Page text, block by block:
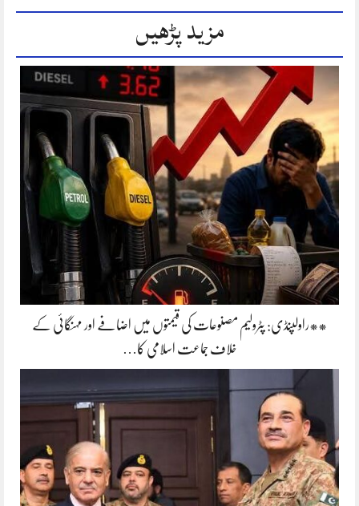
مزید پڑھیں
**راولپنڈی: پٹرولیم مصنوعات کی قیمتوں میں اضافے اور مہنگائی کے
خلاف جماعت اسلامی کا…